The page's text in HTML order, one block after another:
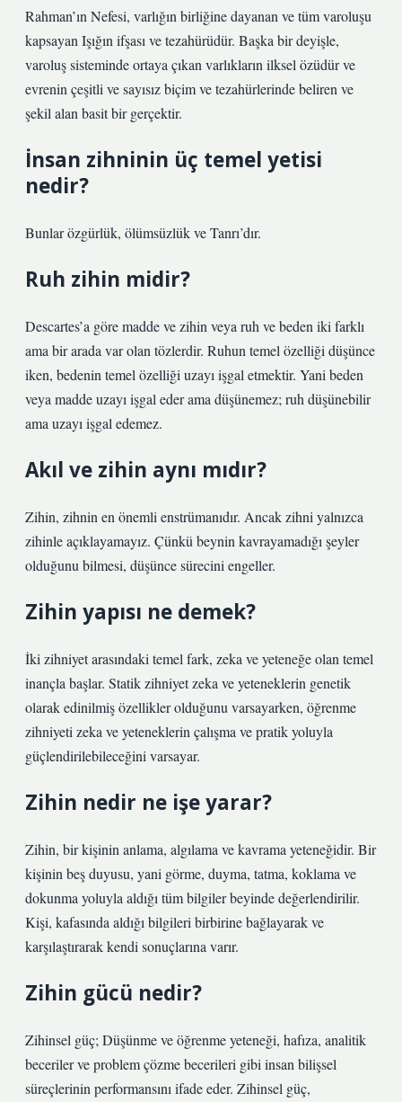
Rahman’ın Nefesi, varlığın birliğine dayanan ve tüm varoluşu
kapsayan Işığın ifşası ve tezahürüdür. Başka bir deyişle,
varoluş sisteminde ortaya çıkan varlıkların ilksel özüdür ve
evrenin çeşitli ve sayısız biçim ve tezahürlerinde beliren ve
şekil alan basit bir gerçektir.
İnsan zihninin üç temel yetisi
nedir?
Bunlar özgürlük, ölümsüzlük ve Tanrı’dır.
Ruh zihin midir?
Descartes’a göre madde ve zihin veya ruh ve beden iki farklı
ama bir arada var olan tözlerdir. Ruhun temel özelliği düşünce
iken, bedenin temel özelliği uzayı işgal etmektir. Yani beden
veya madde uzayı işgal eder ama düşünemez; ruh düşünebilir
ama uzayı işgal edemez.
Akıl ve zihin aynı mıdır?
Zihin, zihnin en önemli enstrümanıdır. Ancak zihni yalnızca
zihinle açıklayamayız. Çünkü beynin kavrayamadığı şeyler
olduğunu bilmesi, düşünce sürecini engeller.
Zihin yapısı ne demek?
İki zihniyet arasındaki temel fark, zeka ve yeteneğe olan temel
inançla başlar. Statik zihniyet zeka ve yeteneklerin genetik
olarak edinilmiş özellikler olduğunu varsayarken, öğrenme
zihniyeti zeka ve yeteneklerin çalışma ve pratik yoluyla
güçlendirilebileceğini varsayar.
Zihin nedir ne işe yarar?
Zihin, bir kişinin anlama, algılama ve kavrama yeteneğidir. Bir
kişinin beş duyusu, yani görme, duyma, tatma, koklama ve
dokunma yoluyla aldığı tüm bilgiler beyinde değerlendirilir.
Kişi, kafasında aldığı bilgileri birbirine bağlayarak ve
karşılaştırarak kendi sonuçlarına varır.
Zihin gücü nedir?
Zihinsel güç; Düşünme ve öğrenme yeteneği, hafıza, analitik
beceriler ve problem çözme becerileri gibi insan bilişsel
süreçlerinin performansını ifade eder. Zihinsel güç,